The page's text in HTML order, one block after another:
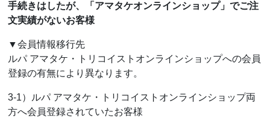
手続きはしたが、「アマタケオンラインショップ」でご注
文実績がないお客様
▼会員情報移行先
ルパ アマタケ・トリコイストオンラインショップへの会員
登録の有無により異なります。
3-1）ルパ アマタケ・トリコイストオンラインショップ両
方へ会員登録されていたお客様